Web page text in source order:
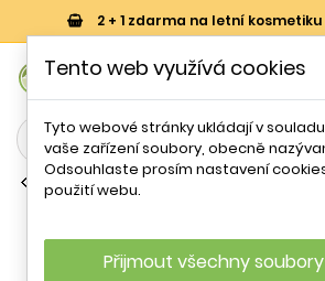
2 + 1 zdarma na letní kosmetiku
Matné oční stíny
Shadow) Make Up For
500 - 2 g
Tento web využívá cookies
Tyto webové stránky ukládají v
vaše zařízení soubory, obecně
Odsouhlaste prosím nastavení
použití webu.
Přijmout všechny